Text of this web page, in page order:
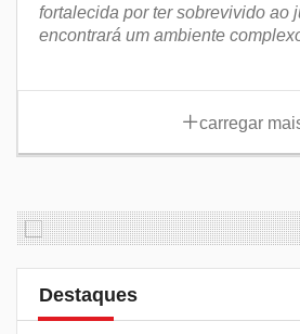
fortalecida por ter sobrevivido ao
encontrará um ambiente
carregar
Destaques